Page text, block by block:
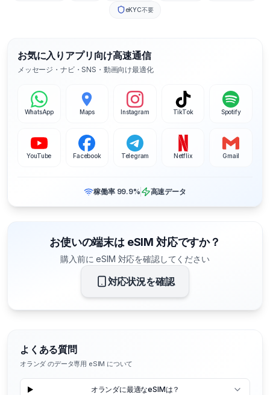
eKYC不要
お気に入りアプリ向け高速通信
メッセージ・ナビ・SNS・動画向け最適化
WhatsApp Maps Instagram TikTok Spotify
YouTube Facebook Telegram Netflix Gmail
稼働率 99.9% 高速データ
お使いの端末は eSIM 対応ですか？
購入前に eSIM 対応を確認してください
対応状況を確認
よくある質問
オランダ のデータ専用 eSIM について
オランダに最適なeSIMは？